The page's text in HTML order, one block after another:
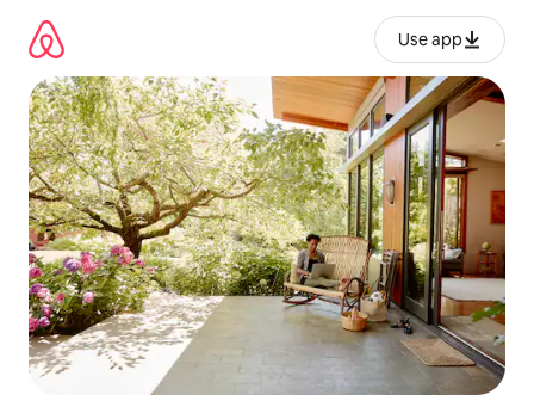
kwenda
kwenye
maudhui
Use app